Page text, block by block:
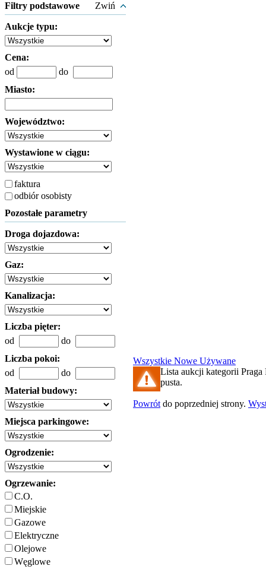
Filtry podstawowe Zwiń
Aukcje typu:
Cena:
od
do
Miasto:
Województwo:
Wystawione w ciągu:
faktura
odbiór osobisty
Pozostałe parametry
Droga dojazdowa:
Gaz:
Kanalizacja:
Liczba pięter:
od
do
Liczba pokoi:
od
do
Materiał budowy:
Miejsca parkingowe:
Ogrodzenie:
Ogrzewanie:
C.O.
Miejskie
Gazowe
Elektryczne
Olejowe
Węglowe
Wszystkie Nowe Używane
Lista aukcji kategorii Praga
pusta.
Powrót do poprzedniej strony.